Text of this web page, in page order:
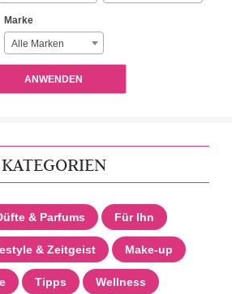
Marke
Alle Marken
ANWENDEN
KATEGORIEN
& Parfums Für Ihn
& Zeitgeist Make-up
Tipps Wellness